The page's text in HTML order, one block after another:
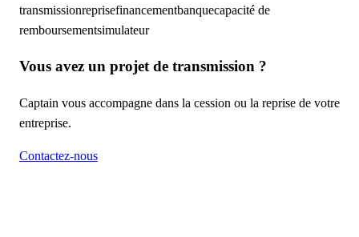
transmissionreprisefinancementbanquecapacité de
remboursementsimulateur
Vous avez un projet de transmission ?
Captain vous accompagne dans la cession ou la reprise de votre
entreprise.
Contactez-nous